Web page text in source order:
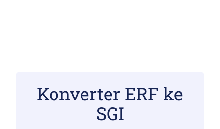
Konverter ERF ke
SGI